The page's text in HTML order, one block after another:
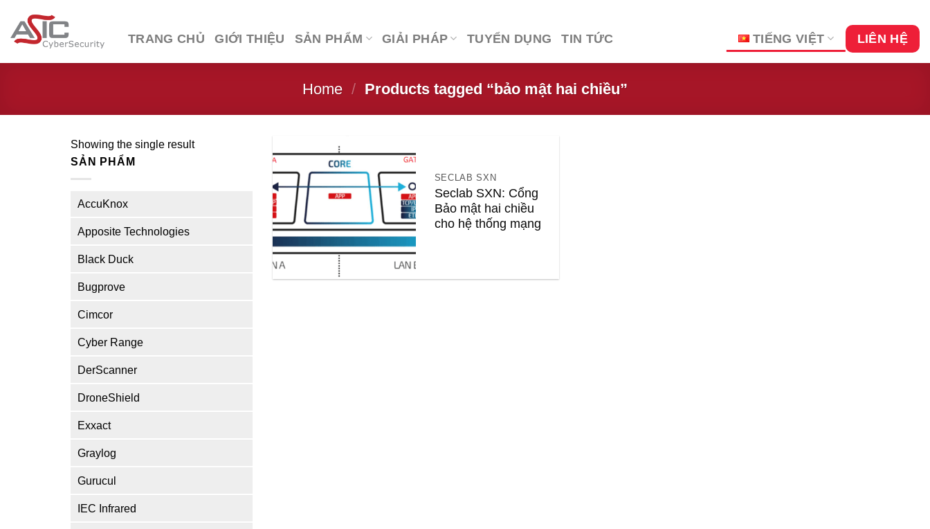
content
TRANG CHỦ GIỚI THIỆU SẢN PHẨM GIẢI PHÁP TUYỂN DỤNG TIN TỨC TIẾNG VIỆT LIÊN HỆ
Home / Products tagged “bảo mật hai chiều”
Showing the single result
SẢN PHẨM
AccuKnox
Apposite Technologies
Black Duck
Bugprove
Cimcor
Cyber Range
DerScanner
DroneShield
Exxact
Graylog
Gurucul
IEC Infrared
SECLAB SXN
Seclab SXN: Cổng
Bảo mật hai chiều
cho hệ thống mạng